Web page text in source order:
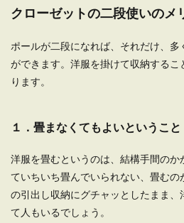
一人暮らしで
一人暮らしでも
しょう。 心配な
濯方法はコイ
こたつのシーズ
クローゼットの二段使いのメ
ポールが二段になれば、それだけ、多
ができます。洋服を掛けて収納する
ります。
１．畳まなくてもよいということ
洋服を畳むというのは、結構手間のか
ていちいち畳んでいられない、畳む
の引出し収納にグチャッとしたまま
て人もいるでしょう。